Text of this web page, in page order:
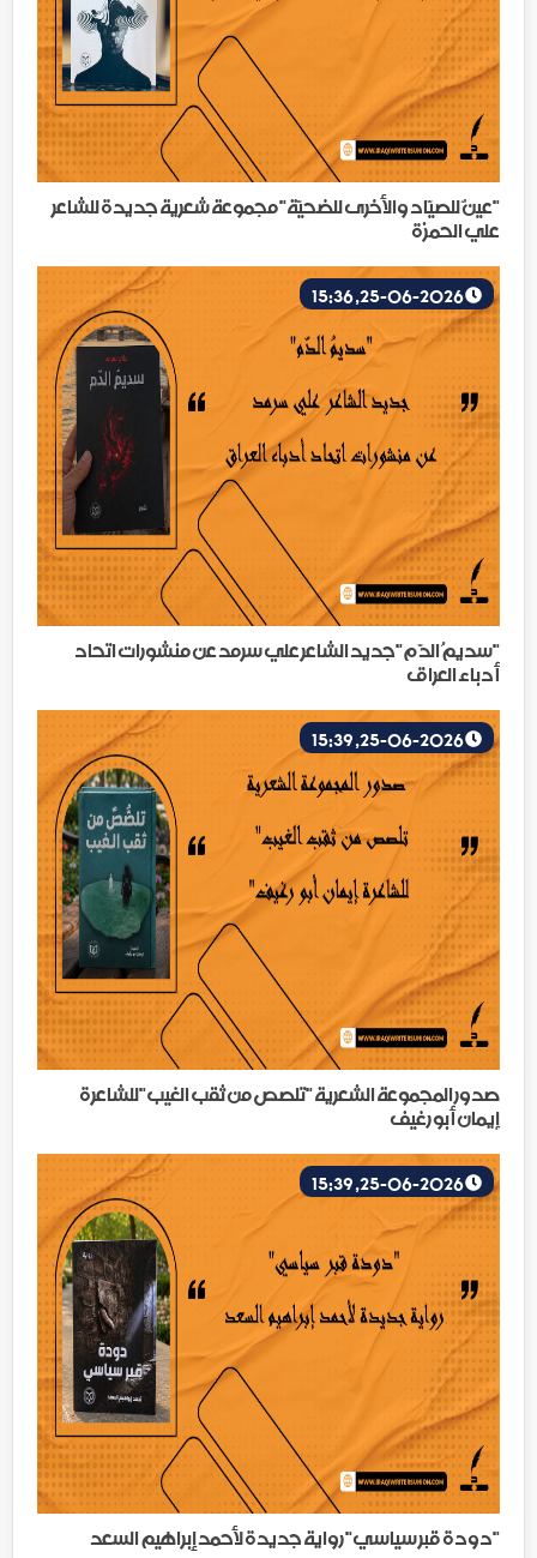
"عينٌ للصيّاد والأخرى للضحيّة" مجموعة شعرية جديدة للشاعر
علي الحمزة
"سديمُ الدّم"جديد الشاعر علي سرمد عن منشورات اتحاد
أدباء العراق
صدور المجموعة الشعرية "تلصص من ثقب الغيب"للشاعرة
إيمان أبو رغيف
"دودة قبر سياسي" رواية جديدة لأحمد إبراهيم السعد